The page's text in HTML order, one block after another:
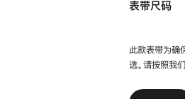
表带尺码
此款表带为确
选。请按照我